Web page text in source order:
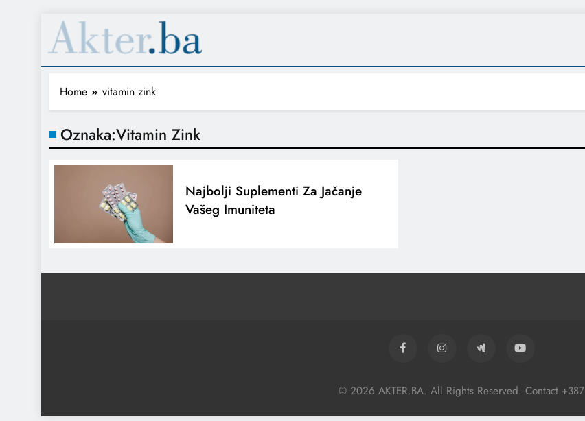
Home vitamin zink
Oznaka:Vitamin Zink
Najbolji Suplementi Za Jačanje
Vašeg Imuniteta
© 2026 AKTER.BA. All Rights Reserved. Contact +387